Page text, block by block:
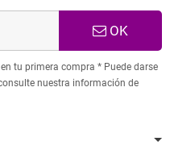
OK
tu primera compra * Puede darse
nuestra información de